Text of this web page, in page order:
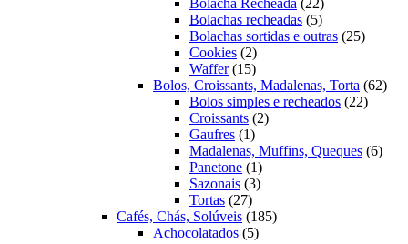
Bolacha Recheada 22
produtos
Bolachas recheadas 55
produtos
Bolachas sortidas e outras 2525
Cookies 22
produtos
Waffer 1515
produtos
Bolos, Croissants, Madalenas, Torta 6262
Bolos simples e recheados 2222
Croissants 22
Gaufres 11
produto
Madalenas, Muffins, Queques 66
Panetone 11
produto
Sazonais 33
Tortas 2727
produtos
Cafés, Chás, Solúveis 185185
Achocolatados 55